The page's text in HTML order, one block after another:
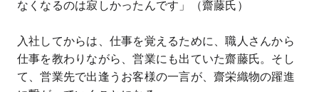
なくなるのは寂しかったんです」（齋藤氏）
入社してからは、仕事を覚えるために、職人さんから
仕事を教わりながら、営業にも出ていた齋藤氏。そし
て、営業先で出逢うお客様の一言が、齋栄織物の躍進